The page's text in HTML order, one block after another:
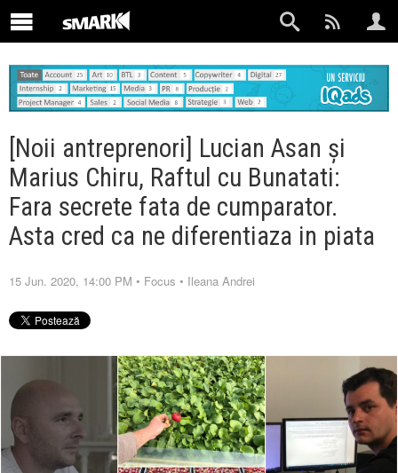
[Noii antreprenori] Lucian Asan și
Marius Chiru, Raftul cu Bunatati:
Fara secrete fata de cumparator.
Asta cred ca ne diferentiaza in piata
15 Jun. 2020, 14:00 PM • Focus • Ileana Andrei